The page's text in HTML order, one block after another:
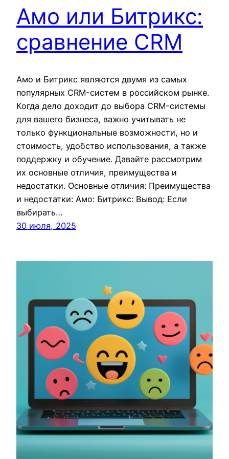
Амо или Битрикс:
сравнение CRM
Амо и Битрикс являются двумя из самых
популярных CRM-систем в российском рынке.
Когда дело доходит до выбора CRM-системы
для вашего бизнеса, важно учитывать не
только функциональные возможности, но и
стоимость, удобство использования, а также
поддержку и обучение. Давайте рассмотрим
их основные отличия, преимущества и
недостатки. Основные отличия: Преимущества
и недостатки: Амо: Битрикс: Вывод: Если
выбирать…
30 июля, 2025